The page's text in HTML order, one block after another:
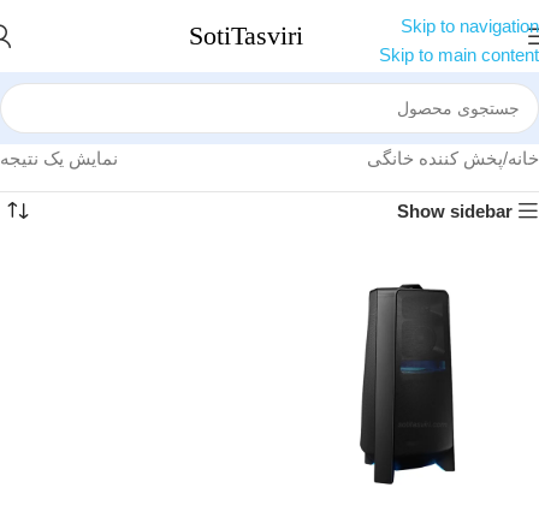
Skip to navigation
Skip to main content
خانه پخش کننده خانگی نمایش یک نتیجه
Show sidebar